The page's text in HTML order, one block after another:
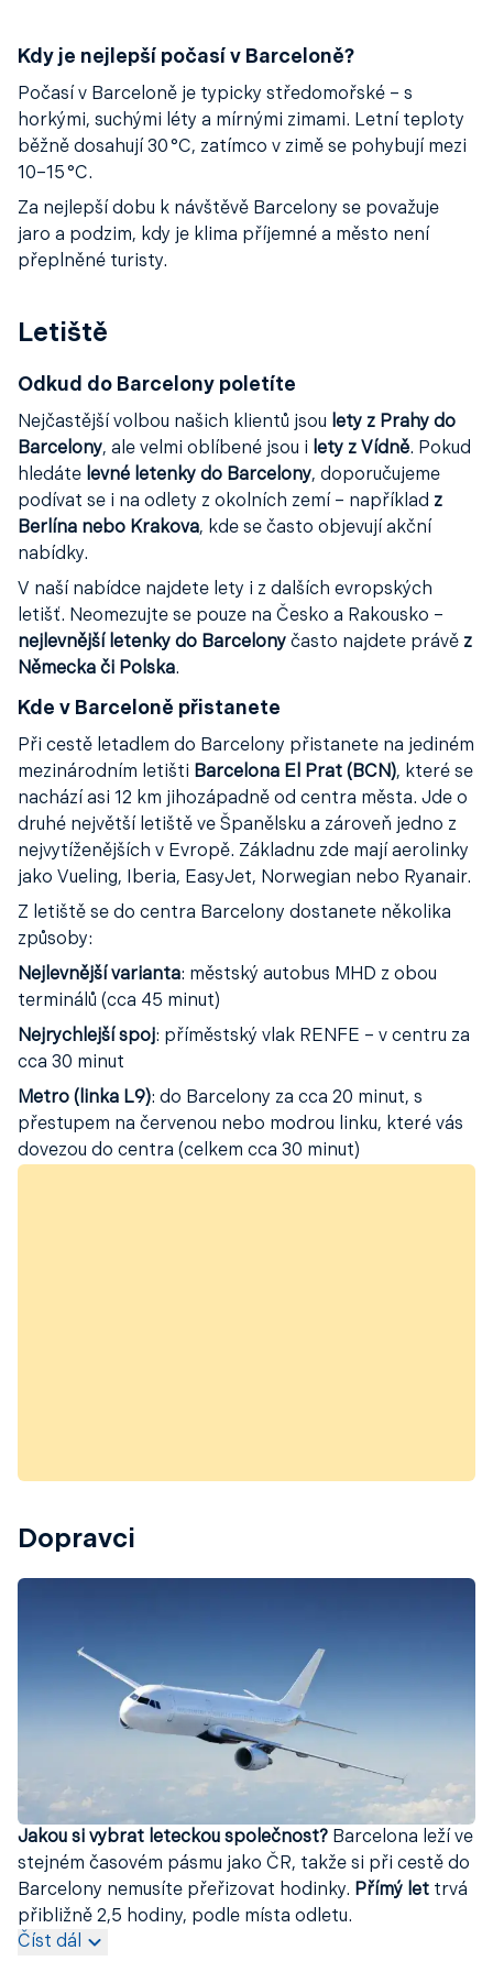
Kdy je nejlepší počasí v Barceloně?
Počasí v Barceloně je typicky středomořské – s
horkými, suchými léty a mírnými zimami. Letní teploty
běžně dosahují 30 °C, zatímco v zimě se pohybují mezi
10–15 °C.
Za nejlepší dobu k návštěvě Barcelony se považuje
jaro a podzim, kdy je klima příjemné a město není
přeplněné turisty.
Letiště
Odkud do Barcelony poletíte
Nejčastější volbou našich klientů jsou lety z Prahy do
Barcelony, ale velmi oblíbené jsou i lety z Vídně. Pokud
hledáte levné letenky do Barcelony, doporučujeme
podívat se i na odlety z okolních zemí – například z
Berlína nebo Krakova, kde se často objevují akční
nabídky.
V naší nabídce najdete lety i z dalších evropských
letišť. Neomezujte se pouze na Česko a Rakousko –
nejlevnější letenky do Barcelony často najdete právě z
Německa či Polska.
Kde v Barceloně přistanete
Při cestě letadlem do Barcelony přistanete na jediném
mezinárodním letišti Barcelona El Prat (BCN), které se
nachází asi 12 km jihozápadně od centra města. Jde o
druhé největší letiště ve Španělsku a zároveň jedno z
nejvytíženějších v Evropě. Základnu zde mají aerolinky
jako Vueling, Iberia, EasyJet, Norwegian nebo Ryanair.
Z letiště se do centra Barcelony dostanete několika
způsoby:
Nejlevnější varianta: městský autobus MHD z obou
terminálů (cca 45 minut)
Nejrychlejší spoj: příměstský vlak RENFE – v centru za
cca 30 minut
Metro (linka L9): do Barcelony za cca 20 minut, s
přestupem na červenou nebo modrou linku, které vás
dovezou do centra (celkem cca 30 minut)
Dopravci
Jakou si vybrat leteckou společnost? Barcelona leží ve
stejném časovém pásmu jako ČR, takže si při cestě do
Barcelony nemusíte přeřizovat hodinky. Přímý let trvá
přibližně 2,5 hodiny, podle místa odletu.
Nejčastější volbou jsou
Číst dál